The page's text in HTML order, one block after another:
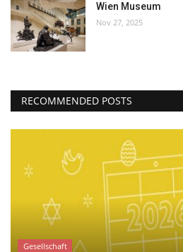
Wien Museum
Nov 27, 2025
RECOMMENDED POSTS
Gesellschaft